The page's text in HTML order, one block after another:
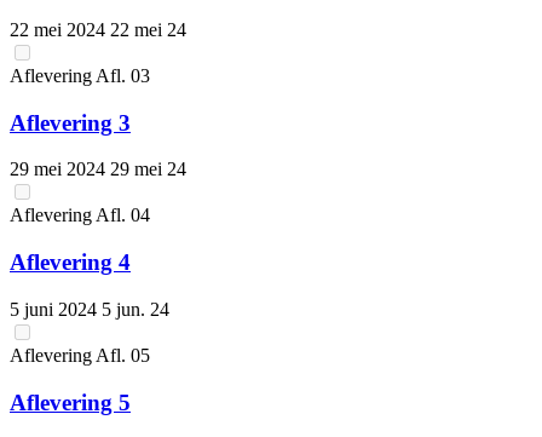
22 mei 2024 22 mei 24
Aflevering Afl. 03
Aflevering 3
29 mei 2024 29 mei 24
Aflevering Afl. 04
Aflevering 4
5 juni 2024 5 jun. 24
Aflevering Afl. 05
Aflevering 5